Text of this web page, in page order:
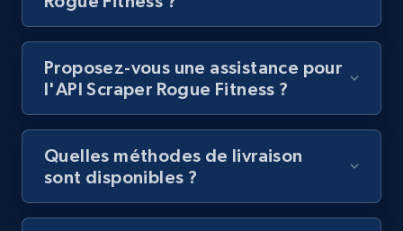
Lazada - Products - Discover products by
URL, Title, Rating, Reviews, Initial price, Final
price, Currency, Stock, and more.
991+ 165+ Essai gratuit
Lazada - Products - Discover products by
Proposez-vous une assistance pour
l'API Scraper Rogue Fitness ?
Quelles méthodes de livraison
sont disponibles ?